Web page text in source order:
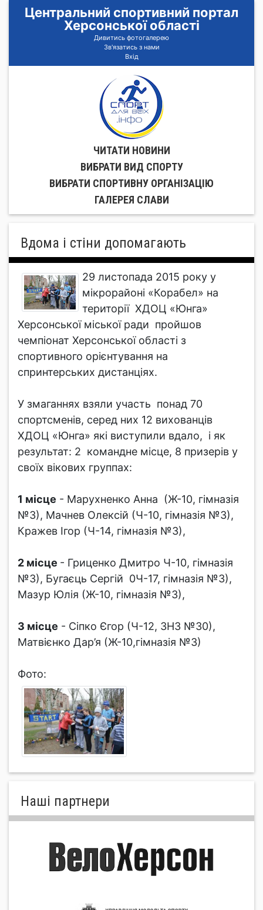
Центральний спортивний портал
Херсонської області
Дивитись фотогалерею
Зв'язатись з нами
Вхід
ЧИТАТИ НОВИНИ
ВИБРАТИ ВИД СПОРТУ
ВИБРАТИ СПОРТИВНУ ОРГАНIЗАЦIЮ
ГАЛЕРЕЯ СЛАВИ
Вдома і стіни допомагають
29 листопада 2015 року у
мікрорайоні «Корабел» на
території ХДОЦ «Юнга»
Херсонської міської ради пройшов
чемпіонат Херсонської області з
спортивного орієнтування на
спринтерських дистанціях.
У змаганнях взяли участь понад 70
спортсменів, серед них 12 вихованців
ХДОЦ «Юнга» які виступили вдало, і як
результат: 2 командне місце, 8 призерів у
своїх вікових группах:
1 місце - Марухненко Анна (Ж-10, гімназія
№3), Мачнев Олексій (Ч-10, гімназія №3),
Кражев Ігор (Ч-14, гімназія №3),
2 місце - Гриценко Дмитро Ч-10, гімназія
№3), Бугаєць Сергій 0Ч-17, гімназія №3),
Мазур Юлія (Ж-10, гімназія №3),
3 місце - Сіпко Єгор (Ч-12, ЗНЗ №30),
Матвієнко Дар’я (Ж-10,гімназія №3)
Фото:
Нашi партнери